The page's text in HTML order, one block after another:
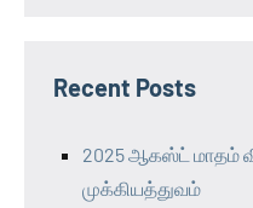
Recent Posts
2025 ஆகஸ்ட் மாதம்
முக்கியத்துவம்